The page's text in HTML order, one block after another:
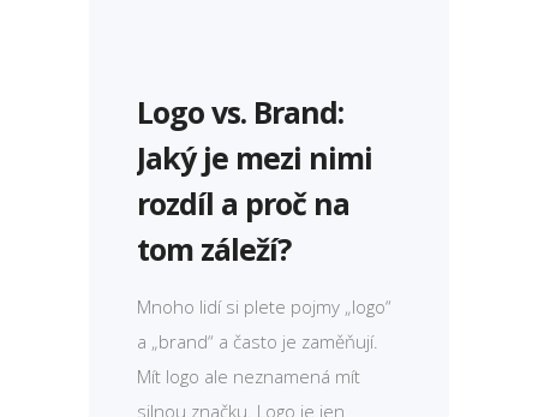
Logo vs. Brand:
Jaký je mezi nimi
rozdíl a proč na
tom záleží?
Mnoho lidí si plete pojmy „logo“
a „brand“ a často je zaměňují.
Mít logo ale neznamená mít
silnou značku. Logo je jen